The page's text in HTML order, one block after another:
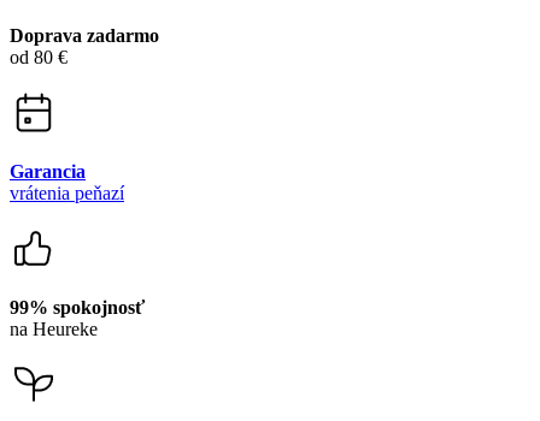
Doprava zadarmo
od 80 €
Garancia
vrátenia peňazí
99% spokojnosť
na Heureke